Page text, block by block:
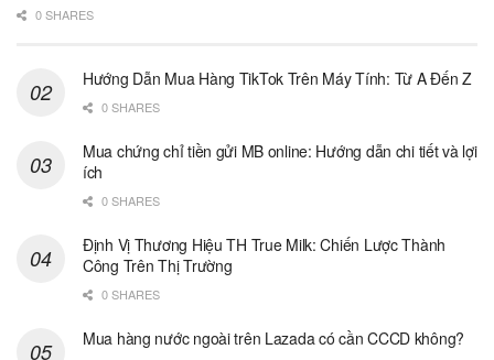
0 SHARES
Hướng Dẫn Mua Hàng TikTok Trên Máy Tính: Từ A Đến Z
0 SHARES
Mua chứng chỉ tiền gửi MB online: Hướng dẫn chi tiết và lợi
ích
0 SHARES
Định Vị Thương Hiệu TH True Milk: Chiến Lược Thành
Công Trên Thị Trường
0 SHARES
Mua hàng nước ngoài trên Lazada có cần CCCD không?